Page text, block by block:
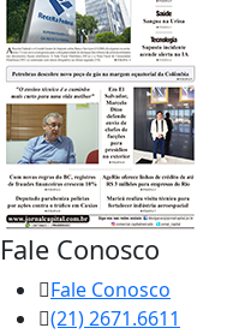
Fale Conosco
Fale Conosco
(21) 2671.6611